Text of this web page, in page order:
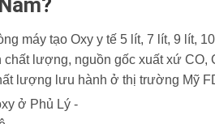
?
máy tạo Oxy y tế 5 lít, 7 lít, 9 lít,
lượng, nguồn gốc xuất xứ CO,
lượng lưu hành ở thị trường Mỹ